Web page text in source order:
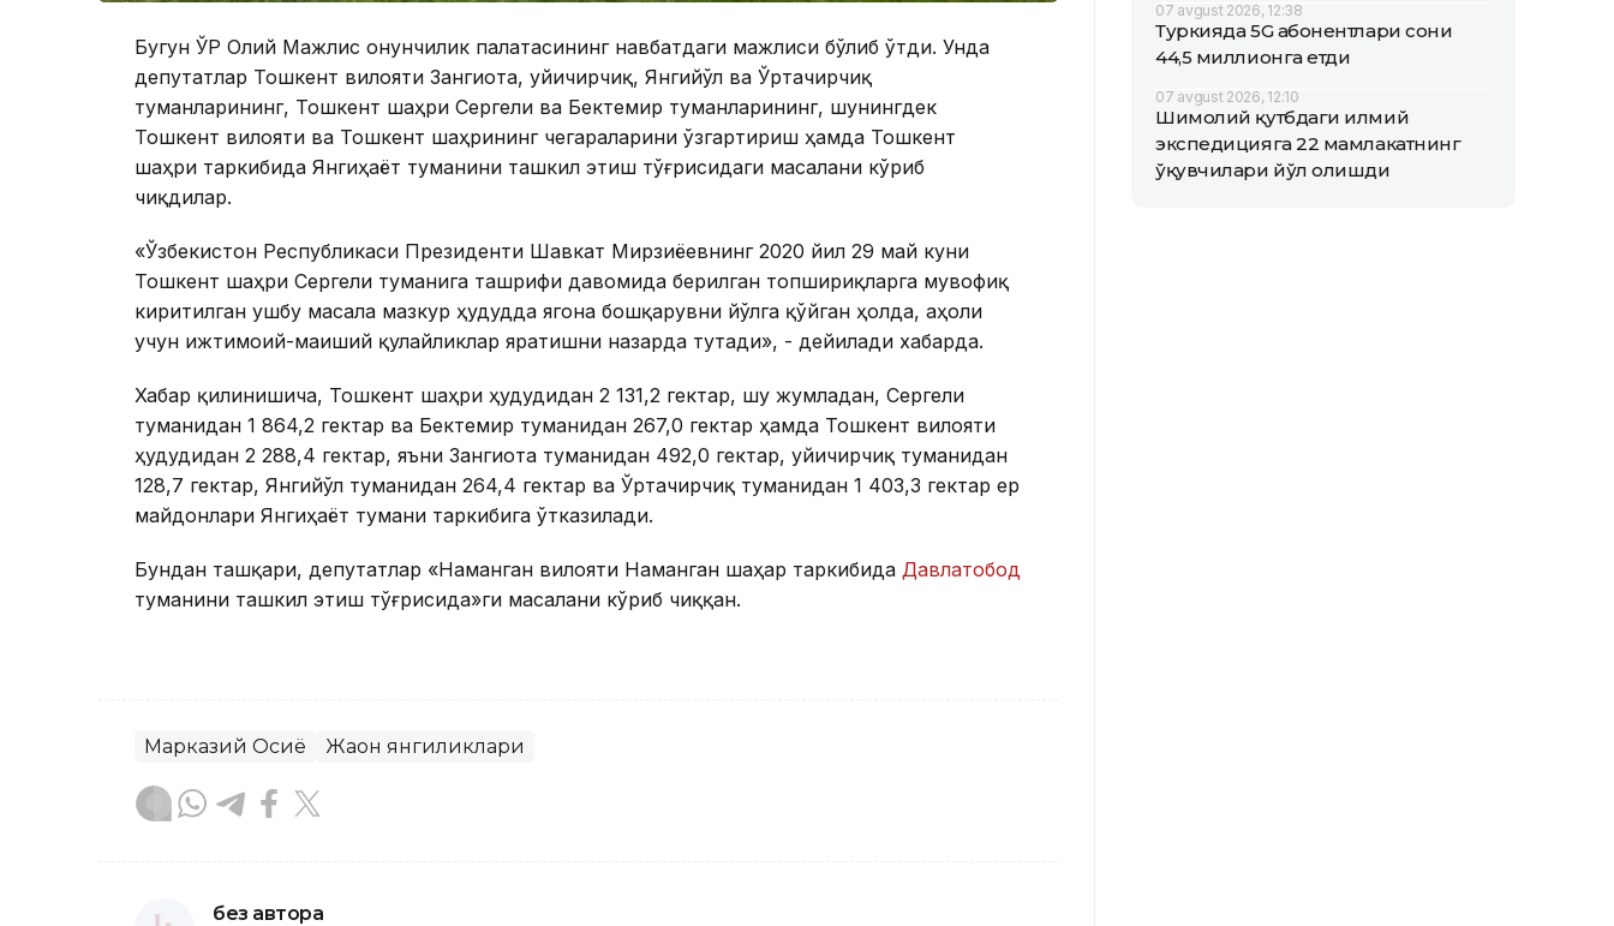
Бугун ЎР Олий Мажлис Қонунчилик палатасининг навбатдаги мажлиси бўлиб ўтди. Унда
депутатлар Тошкент вилояти Зангиота, Қуйичирчиқ, Янгийўл ва Ўртачирчиқ
туманларининг, Тошкент шаҳри Сергели ва Бектемир туманларининг, шунингдек
Тошкент вилояти ва Тошкент шаҳрининг чегараларини ўзгартириш ҳамда Тошкент
шаҳри таркибида Янгиҳаёт туманини ташкил этиш тўғрисидаги масалани кўриб
чиқдилар.
«Ўзбекистон Республикаси Президенти Шавкат Мирзиёевнинг 2020 йил 29 май куни
Тошкент шаҳри Сергели туманига ташрифи давомида берилган топшириқларга мувофиқ
киритилган ушбу масала мазкур ҳудудда ягона бошқарувни йўлга қўйган ҳолда, аҳоли
учун ижтимоий-маиший қулайликлар яратишни назарда тутади», - дейилади хабарда.
Хабар қилинишича, Тошкент шаҳри ҳудудидан 2 131,2 гектар, шу жумладан, Сергели
туманидан 1 864,2 гектар ва Бектемир туманидан 267,0 гектар ҳамда Тошкент вилояти
ҳудудидан 2 288,4 гектар, яъни Зангиота туманидан 492,0 гектар, Қуйичирчиқ туманидан
128,7 гектар, Янгийўл туманидан 264,4 гектар ва Ўртачирчиқ туманидан 1 403,3 гектар ер
майдонлари Янгиҳаёт тумани таркибига ўтказилади.
Бундан ташқари, депутатлар «Наманган вилояти Наманган шаҳар таркибида Давлатобод
туманини ташкил этиш тўғрисида»ги масалани кўриб чиққан.
Марказий Осиё Жаҳон янгиликлари
без автора
07 avgust 2026, 12:38
Туркияда 5G абонентлари сони
44,5 миллионга етди
07 avgust 2026, 12:10
Шимолий қутбдаги илмий
экспедицияга 22 мамлакатнинг
ўқувчилари йўл олишди